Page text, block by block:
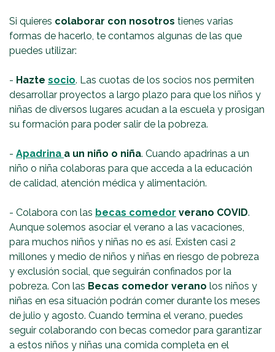
Si quieres colaborar con nosotros tienes varias
formas de hacerlo, te contamos algunas de las que
puedes utilizar:
- Hazte socio. Las cuotas de los socios nos permiten
desarrollar proyectos a largo plazo para que los niños y
niñas de diversos lugares acudan a la escuela y prosigan
su formación para poder salir de la pobreza.
- Apadrina a un niño o niña. Cuando apadrinas a un
niño o niña colaboras para que acceda a la educación
de calidad, atención médica y alimentación.
- Colabora con las becas comedor verano COVID.
Aunque solemos asociar el verano a las vacaciones,
para muchos niños y niñas no es así. Existen casi 2
millones y medio de niños y niñas en riesgo de pobreza
y exclusión social, que seguirán confinados por la
pobreza. Con las Becas comedor verano los niños y
niñas en esa situación podrán comer durante los meses
de julio y agosto. Cuando termina el verano, puedes
seguir colaborando con becas comedor para garantizar
a estos niños y niñas una comida completa en el